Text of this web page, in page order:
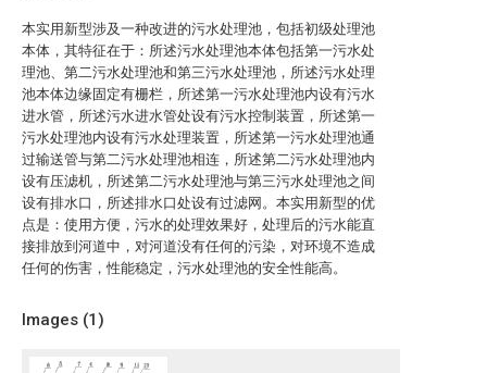
本实用新型涉及一种改进的污水处理池，包括初级处理池
本体，其特征在于：所述污水处理池本体包括第一污水处
理池、第二污水处理池和第三污水处理池，所述污水处理
池本体边缘固定有栅栏，所述第一污水处理池内设有污水
进水管，所述污水进水管处设有污水控制装置，所述第一
污水处理池内设有污水处理装置，所述第一污水处理池通
过输送管与第二污水处理池相连，所述第二污水处理池内
设有压滤机，所述第二污水处理池与第三污水处理池之间
设有排水口，所述排水口处设有过滤网。本实用新型的优
点是：使用方便，污水的处理效果好，处理后的污水能直
接排放到河道中，对河道没有任何的污染，对环境不造成
任何的伤害，性能稳定，污水处理池的安全性能高。
Images (1)